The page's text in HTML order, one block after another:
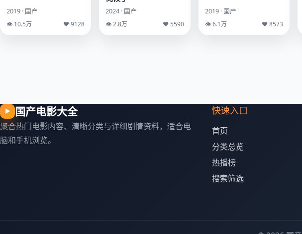
2019 · 国产
👁 10.5万 ♥ 9128
2024 · 国产
👁 2.8万 ♥ 5590
2019 · 国产
👁 6.1万 ♥ 8573
▶ 国产电影大全
聚合热门电影内容、清晰分类与详细剧情资料，适合电
脑和手机浏览。
快速入口
首页
分类总览
热播榜
搜索筛选